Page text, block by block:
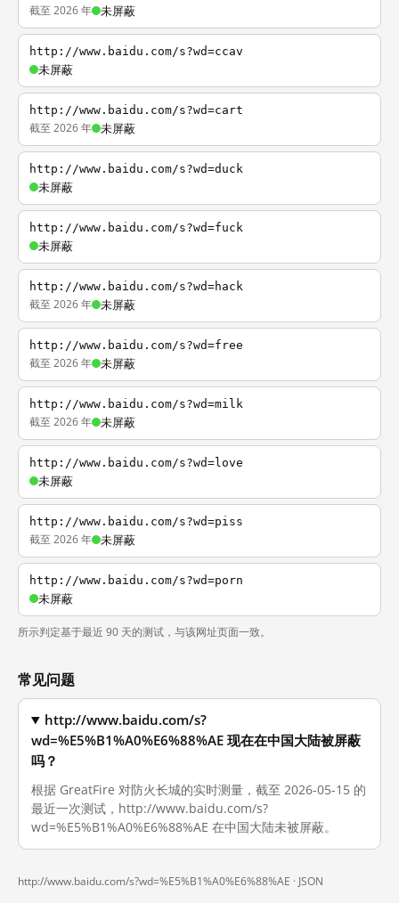
截至 2026 年 未屏蔽
http://www.baidu.com/s?wd=ccav
未屏蔽
http://www.baidu.com/s?wd=cart
截至 2026 年 未屏蔽
http://www.baidu.com/s?wd=duck
未屏蔽
http://www.baidu.com/s?wd=fuck
未屏蔽
http://www.baidu.com/s?wd=hack
截至 2026 年 未屏蔽
http://www.baidu.com/s?wd=free
截至 2026 年 未屏蔽
http://www.baidu.com/s?wd=milk
截至 2026 年 未屏蔽
http://www.baidu.com/s?wd=love
未屏蔽
http://www.baidu.com/s?wd=piss
截至 2026 年 未屏蔽
http://www.baidu.com/s?wd=porn
未屏蔽
所示判定基于最近 90 天的测试，与该网址页面一致。
常见问题
http://www.baidu.com/s?
wd=%E5%B1%A0%E6%88%AE 现在在中国大陆被屏蔽
吗？
根据 GreatFire 对防火长城的实时测量，截至 2026-05-15 的
最近一次测试，http://www.baidu.com/s?
wd=%E5%B1%A0%E6%88%AE 在中国大陆未被屏蔽。
http://www.baidu.com/s?wd=%E5%B1%A0%E6%88%AE · JSON